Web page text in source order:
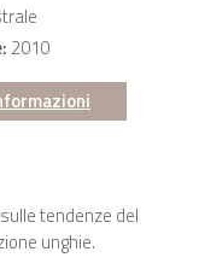
2010
tendenze del
unghie.